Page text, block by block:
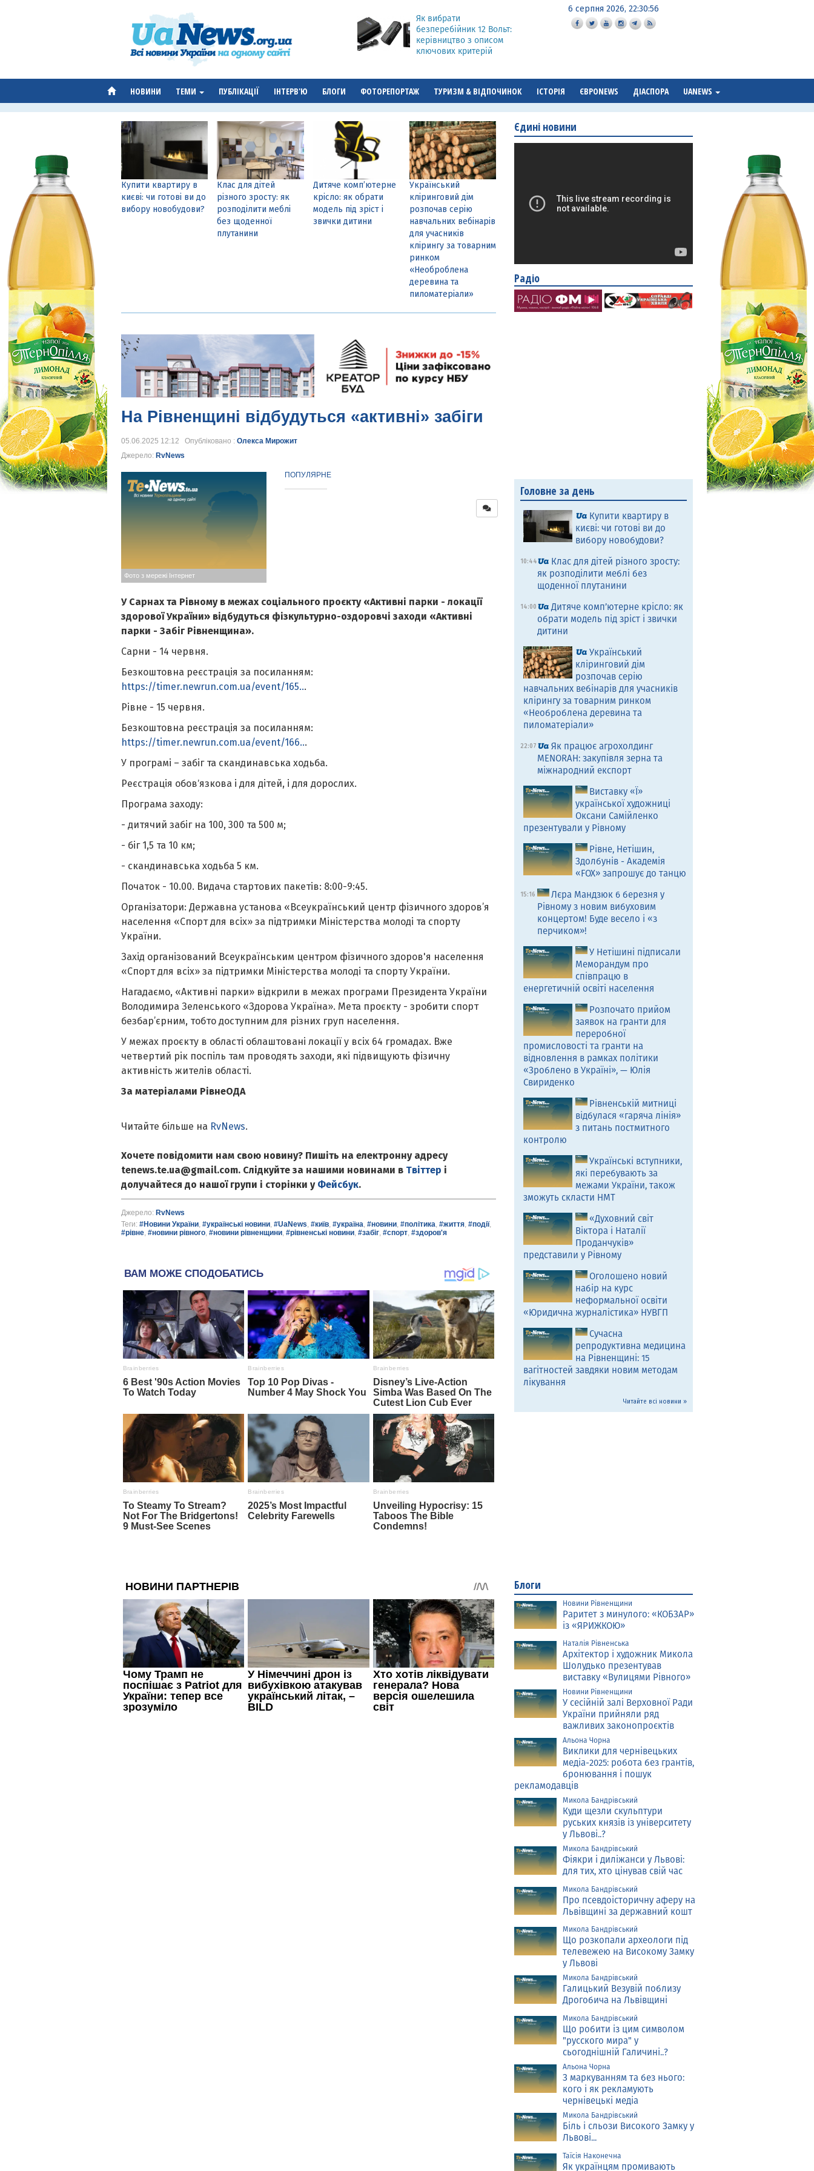
Як вибрати
безперебійник 12 Вольт:
керівництво з описом
ключових критерій
6 серпня 2026, 22:30:57
НОВИНИ ТЕМИ ПУБЛІКАЦІЇ ІНТЕРВ'Ю БЛОГИ ФОТОРЕПОРТАЖ ТУРИЗМ & ВІДПОЧИНОК ІСТОРІЯ ЄВРОNEWS ДІАСПОРА UANEWS
Купити квартиру в
києві: чи готові ви до
вибору новобудови?
Клас для дітей
різного зросту: як
розподілити меблі
без щоденної
плутанини
Дитяче комп’ютерне
крісло: як обрати
модель під зріст і
звички дитини
Український
кліринговий дім
розпочав серію
навчальних вебінарів
для учасників
клірингу за товарним
ринком
«Необроблена
деревина та
пиломатеріали»
На Рівненщині відбудуться «активні» забіги
05.06.2025 12:12 Опубліковано : Олекса Мирожит
Джерело: RvNews
Фото з мережі Інтернет
ПОПУЛЯРНЕ
У Сарнах та Рівному в межах соціального проєкту «Активні парки - локації
здорової України» відбудуться фізкультурно-оздоровчі заходи «Активні
парки - Забіг Рівненщина».
Сарни - 14 червня.
Безкоштовна реєстрація за посиланням:
https://timer.newrun.com.ua/event/165...
Рівне - 15 червня.
Безкоштовна реєстрація за посиланням:
https://timer.newrun.com.ua/event/166...
У програмі – забіг та скандинавська ходьба.
Реєстрація обовʼязкова і для дітей, і для дорослих.
Програма заходу:
- дитячий забіг на 100, 300 та 500 м;
- біг 1,5 та 10 км;
- скандинавська ходьба 5 км.
Початок - 10.00. Видача стартових пакетів: 8:00-9:45.
Організатори: Державна установа «Всеукраїнський центр фізичного здоров’я
населення «Спорт для всіх» за підтримки Міністерства молоді та спорту
України.
Захід організований Всеукраїнським центром фізичного здоров'я населення
«Спорт для всіх» за підтримки Міністерства молоді та спорту України.
Нагадаємо, «Активні парки» відкрили в межах програми Президента України
Володимира Зеленського «Здорова Україна». Мета проєкту - зробити спорт
безбар’єрним, тобто доступним для різних груп населення.
У межах проєкту в області облаштовані локації у всіх 64 громадах. Вже
четвертий рік поспіль там проводять заходи, які підвищують фізичну
активність жителів області.
За матеріалами РівнеОДА
Читайте більше на RvNews.
Хочете повідомити нам свою новину? Пишіть на електронну адресу
tenews.te.ua@gmail.com. Слідкуйте за нашими новинами в Твіттер і
долучайтеся до нашої групи і сторінки у Фейсбук.
Джерело: RvNews
Теги: #Новини України, #українські новини, #UaNews, #київ, #україна, #новини, #політика, #життя, #події,
#рівне, #новини рівного, #новини рівненщини, #рівненські новини, #забіг, #спорт, #здоров'я
Єдині новини
Радіо
Головне за день
Купити квартиру в
києві: чи готові ви до
вибору новобудови?
10:44
Клас для дітей різного зросту:
як розподілити меблі без
щоденної плутанини
14:00
Дитяче комп’ютерне крісло: як
обрати модель під зріст і звички
дитини
Український
кліринговий дім
розпочав серію
навчальних вебінарів для учасників
клірингу за товарним ринком
«Необроблена деревина та
пиломатеріали»
22:07
Як працює агрохолдинг
MENORAH: закупівля зерна та
міжнародний експорт
Виставку «Ї»
української художниці
Оксани Самійленко
презентували у Рівному
Рівне, Нетішин,
Здолбунів - Академія
«FOX» запрошує до танцю
15:16
Лєра Мандзюк 6 березня у
Рівному з новим вибуховим
концертом! Буде весело і «з
перчиком»!
У Нетішині підписали
Меморандум про
співпрацю в
енергетичній освіті населення
Розпочато прийом
заявок на гранти для
переробної
промисловості та гранти на
відновлення в рамках політики
«Зроблено в Україні», — Юлія
Свириденко
Рівненській митниці
відбулася «гаряча лінія»
з питань постмитного
контролю
Українські вступники,
які перебувають за
межами України, також
зможуть скласти НМТ
«Духовний світ
Віктора і Наталії
Проданчуків»
представили у Рівному
Оголошено новий
набір на курс
неформальної освіти
«Юридична журналістика» НУВГП
Сучасна
репродуктивна медицина
на Рівненщині: 15
вагітностей завдяки новим методам
лікування
Читайте всі новини »
Блоги
Новини Рівненщини
Раритет з минулого: «КОБЗАР»
із «ЯРИЖКОЮ»
Наталія Рівненська
Архітектор і художник Микола
Шолудько презентував
виставку «Вулицями Рівного»
Новини Рівненщини
У сесійній залі Верховної Ради
України прийняли ряд
важливих законопроєктів
Альона Чорна
Виклики для чернівецьких
медіа-2025: робота без грантів,
бронювання і пошук
рекламодавців
Микола Бандрівський
Куди щезли скульптури
руських князів із університету
у Львові..?
Микола Бандрівський
Фіякри і диліжанси у Львові:
для тих, хто цінував свій час
Микола Бандрівський
Про псевдоісторичну аферу на
Львівщині за державний кошт
Микола Бандрівський
Що розкопали археологи під
телевежею на Високому Замку
у Львові
Микола Бандрівський
Галицький Везувій поблизу
Дрогобича на Львівщині
Микола Бандрівський
Що робити із цим символом
"русского мира" у
сьогоднішній Галичині..?
Альона Чорна
З маркуванням та без нього:
кого і як рекламують
чернівецькі медіа
Микола Бандрівський
Біль і сльози Високого Замку у
Львові...
Таїсія Наконечна
Як українцям промивають